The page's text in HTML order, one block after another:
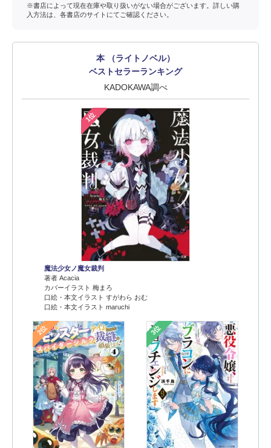
※書店によって現在在庫や取り扱いがない場合がございます。詳しい購
入方法は、各書店のサイトにてご確認ください。
本 （ライトノベル）
ベストセラーランキング
KADOKAWA調べ
1位
魔法少女ノ魔女裁判
著者 Acacia
カバーイラスト 梅まろ
口絵・本文イラスト すがわら おむ
口絵・本文イラスト maruchi
2位 3位